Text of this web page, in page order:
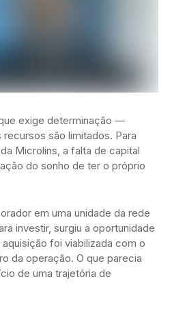
exige determinação —
são limitados. Para
Microlins, a falta de capital
do sonho de ter o próprio
em uma unidade da rede
investir, surgiu a oportunidade
foi viabilizada com o
da operação. O que parecia
de uma trajetória de